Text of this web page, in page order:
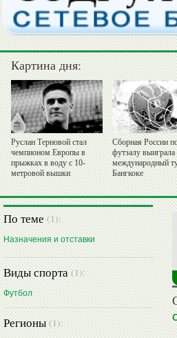
Картина дня:
Руслан Терновой стал
чемпионом Европы в
прыжках в воду с 10-
метровой вышки
Сборная России
футзалу выиграла
международный
Бангкоке
По теме(1):
Назначения и отставки
Виды спорта(1):
Футбол
Регионы(1):